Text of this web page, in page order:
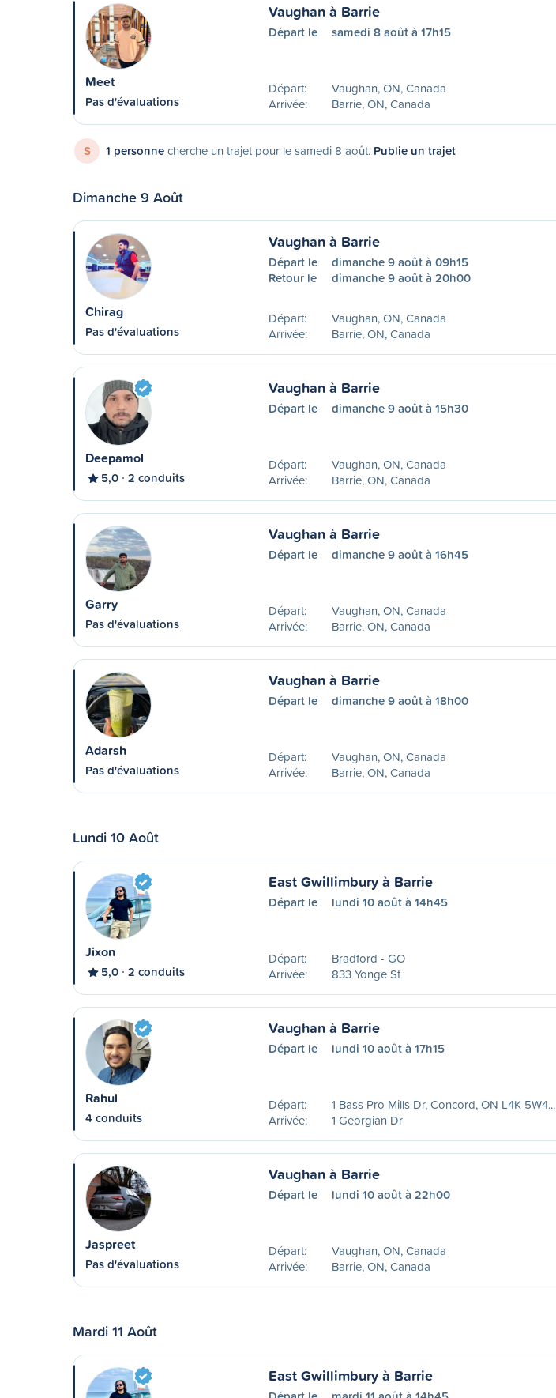
Meet
Pas d'évaluations
Vaughan à Barrie
Départ le samedi 8 août à 17h15
Départ:
Vaughan, ON, Canada
Arrivée:
Barrie, ON, Canada
S 1 personnecherche un trajet pour le samedi 8 août. Publie un trajet
Dimanche 9 Août
Chirag
Pas d'évaluations
Vaughan à Barrie
Départ le
dimanche 9 août à 09h15
Retour le
dimanche 9 août à 20h00
Départ:
Vaughan, ON, Canada
Arrivée:
Barrie, ON, Canada
Deepamol
5,0 2 conduits
Vaughan à Barrie
Départ le dimanche 9 août à 15h30
Départ:
Vaughan, ON, Canada
Arrivée:
Barrie, ON, Canada
Garry
Pas d'évaluations
Vaughan à Barrie
Départ le dimanche 9 août à 16h45
Départ:
Vaughan, ON, Canada
Arrivée:
Barrie, ON, Canada
Adarsh
Pas d'évaluations
Vaughan à Barrie
Départ le dimanche 9 août à 18h00
Départ:
Vaughan, ON, Canada
Arrivée:
Barrie, ON, Canada
Lundi 10 Août
Jixon
5,0 2 conduits
East Gwillimbury à Barrie
Départ le lundi 10 août à 14h45
Départ:
Bradford - GO
Arrivée:
833 Yonge St
Rahul
4 conduits
Vaughan à Barrie
Départ le lundi 10 août à 17h15
Départ:
1 Bass Pro Mills Dr, Concord, ON L4K 5W4...
Arrivée:
1 Georgian Dr
Jaspreet
Pas d'évaluations
Vaughan à Barrie
Départ le lundi 10 août à 22h00
Départ:
Vaughan, ON, Canada
Arrivée:
Barrie, ON, Canada
Mardi 11 Août
East Gwillimbury à Barrie